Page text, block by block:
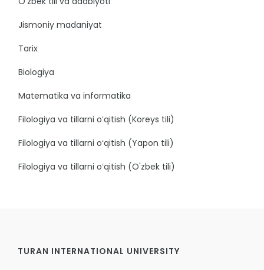
Jismoniy madaniyat
Tarix
Biologiya
Matematika va informatika
Filologiya va tillarni oʻqitish (Koreys tili)
Filologiya va tillarni oʻqitish (Yapon tili)
Filologiya va tillarni oʻqitish (O'zbek tili)
TURAN INTERNATIONAL UNIVERSITY